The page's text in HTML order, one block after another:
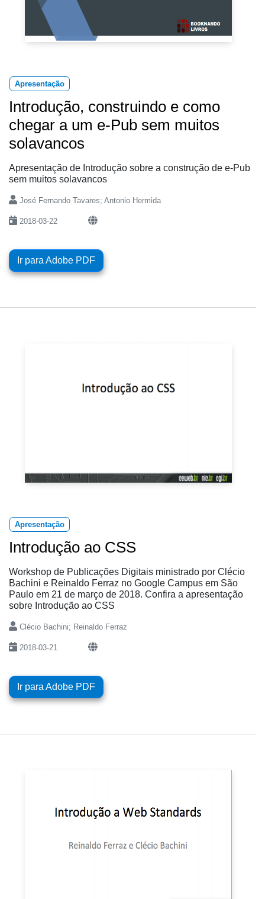
Apresentação
Introdução, construindo e como
chegar a um e-Pub sem muitos
solavancos
Apresentação de Introdução sobre a construção de e-Pub
sem muitos solavancos
José Fernando Tavares; Antonio Hermida
2018-03-22
Ir para Adobe PDF
Apresentação
Introdução ao CSS
Workshop de Publicações Digitais ministrado por Clécio
Bachini e Reinaldo Ferraz no Google Campus em São
Paulo em 21 de março de 2018. Confira a apresentação
sobre Introdução ao CSS
Clécio Bachini; Reinaldo Ferraz
2018-03-21
Ir para Adobe PDF